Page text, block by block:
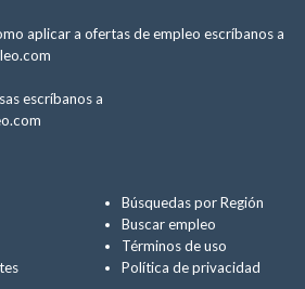
aplicar a ofertas de empleo escríbanos a
escríbanos a
Búsquedas por Región
Buscar empleo
Términos de uso
Política de privacidad